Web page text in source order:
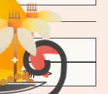
型全解析 >>>